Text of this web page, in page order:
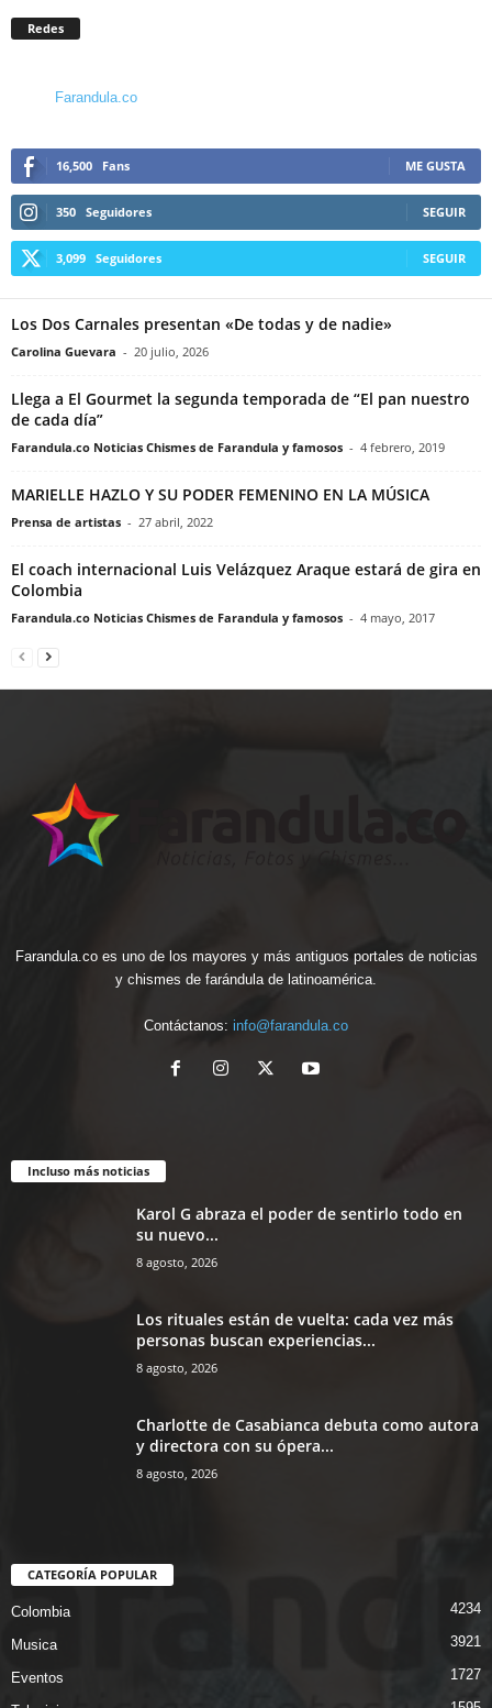
Redes
Farandula.co
16,500 Fans ME GUSTA
350 Seguidores SEGUIR
3,099 Seguidores SEGUIR
Los Dos Carnales presentan «De todas y de nadie»
Carolina Guevara - 20 julio, 2026
Llega a El Gourmet la segunda temporada de “El pan nuestro
de cada día”
Farandula.co Noticias Chismes de Farandula y famosos - 4 febrero, 2019
MARIELLE HAZLO Y SU PODER FEMENINO EN LA MÚSICA
Prensa de artistas - 27 abril, 2022
El coach internacional Luis Velázquez Araque estará de gira en
Colombia
Farandula.co Noticias Chismes de Farandula y famosos - 4 mayo, 2017
Farandula.co es uno de los mayores y más antiguos portales de noticias
y chismes de farándula de latinoamérica.
Contáctanos: info@farandula.co
Incluso más noticias
Karol G abraza el poder de sentirlo todo en
su nuevo...
8 agosto, 2026
Los rituales están de vuelta: cada vez más
personas buscan experiencias...
8 agosto, 2026
Charlotte de Casabianca debuta como autora
y directora con su ópera...
8 agosto, 2026
CATEGORÍA POPULAR
Colombia 4234
Musica 3921
Eventos 1727